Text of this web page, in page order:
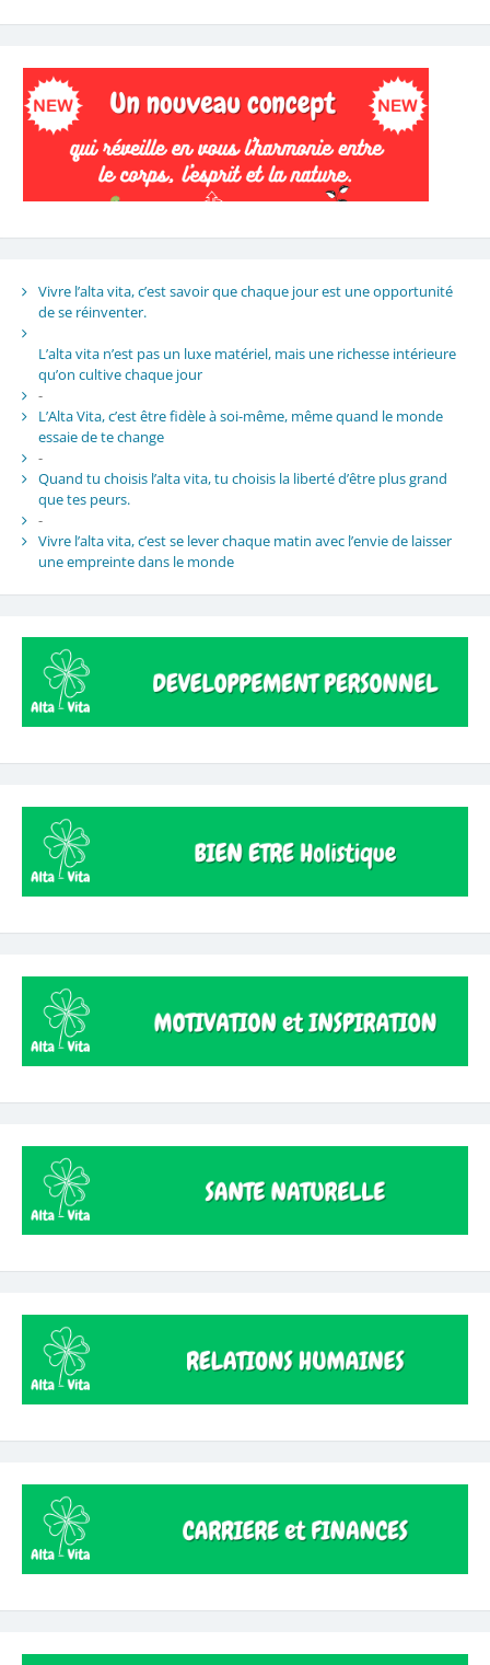
Vivre l’alta vita, c’est savoir que chaque jour est une opportunité
de se réinventer.
L’alta vita n’est pas un luxe matériel, mais une richesse intérieure
qu’on cultive chaque jour
-
L’Alta Vita, c’est être fidèle à soi-même, même quand le monde
essaie de te change
-
Quand tu choisis l’alta vita, tu choisis la liberté d’être plus grand
que tes peurs.
-
Vivre l’alta vita, c’est se lever chaque matin avec l’envie de laisser
une empreinte dans le monde